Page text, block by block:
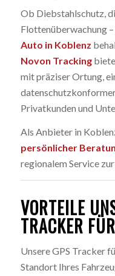
Ob Diebstahlschutz,
Flottenüberwachung
Auto in Koblenz
Novon Tracking
mit präziser Ortung,
Privatkunden und
Als Anbieter in
persönlicher
regionalem Service
VORTEILE
TRACKER
Unsere GPS Tracker
Standort Ihres